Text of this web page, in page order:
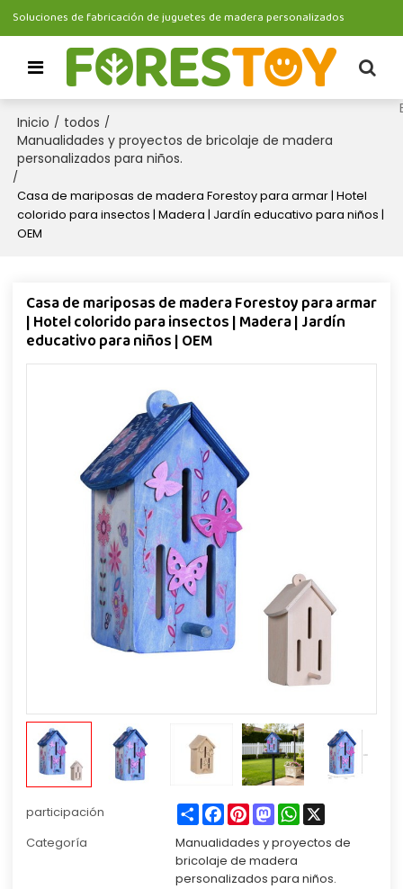
Soluciones de fabricación de juguetes de madera personalizados
Inicio / todos /
Manualidades y proyectos de bricolaje de madera
personalizados para niños.
/
Casa de mariposas de madera Forestoy para armar | Hotel
colorido para insectos | Madera | Jardín educativo para niños |
OEM
Casa de mariposas de madera Forestoy para armar
| Hotel colorido para insectos | Madera | Jardín
educativo para niños | OEM
participación ShareFacebook
PinterestMastodonWhatsApp
X
Categoría
Manualidades y proyectos de
bricolaje de madera
personalizados para niños.